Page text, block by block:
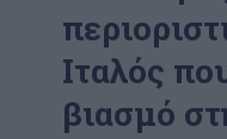
Ιταλός
βιασμό